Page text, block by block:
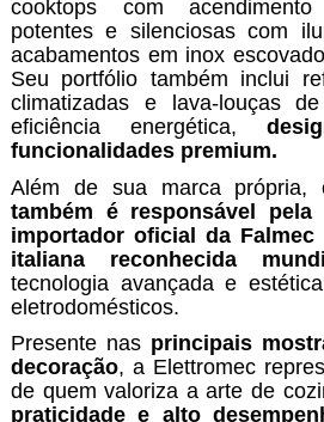
cooktops com
potentes e silenciosas com
acabamentos em inox
Seu portfólio também inclui
climatizadas e lava-louças
eficiência energética,
funcionalidades premium.
Além de sua marca própria,
também é responsável pela
importador oficial da
italiana reconhecida
tecnologia avançada e
eletrodomésticos.
Presente nas principais
decoração, a Elettromec
de quem valoriza a arte de
praticidade e alto